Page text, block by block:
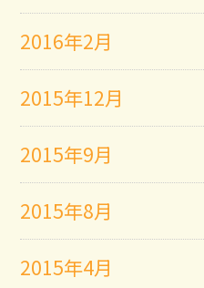
2016年2月
2015年12月
2015年9月
2015年8月
2015年4月